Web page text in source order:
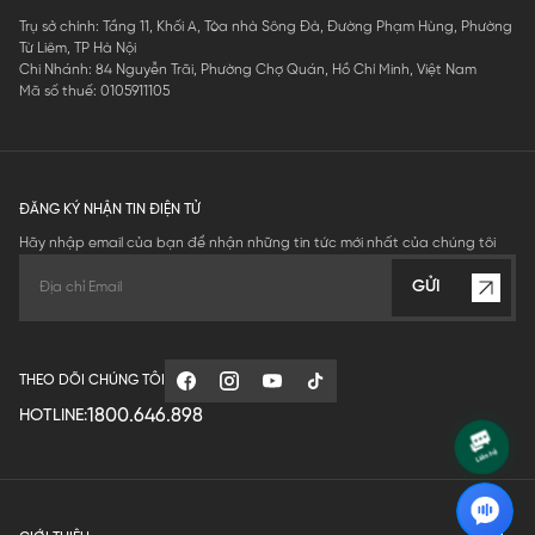
Trụ sở chính: Tầng 11, Khối A, Tòa nhà Sông Đà, Đường Phạm Hùng, Phường
Từ Liêm, TP Hà Nội
Chi Nhánh: 84 Nguyễn Trãi, Phường Chợ Quán, Hồ Chí Minh, Việt Nam
Mã số thuế: 0105911105
ĐĂNG KÝ NHẬN TIN ĐIỆN TỬ
Hãy nhập email của bạn để nhận những tin tức mới nhất của chúng tôi
GỬI
THEO DÕI CHÚNG TÔI
HOTLINE:1800.646.898